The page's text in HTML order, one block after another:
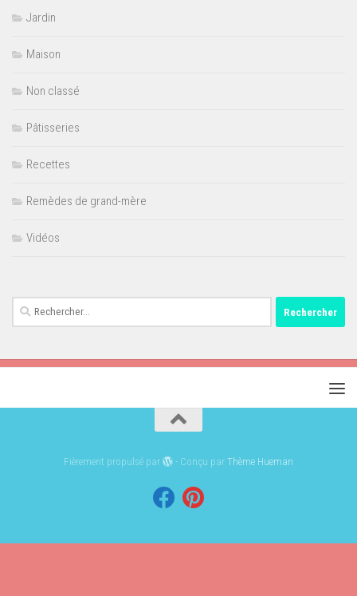
Jardin
Maison
Non classé
Pâtisseries
Recettes
Remèdes de grand-mère
Vidéos
Rechercher :
Fièrement propulsé par - Conçu parThème Hueman